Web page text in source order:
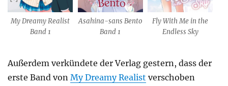
My Dreamy Realist
Band 1
Asahina-sans Bento
Band 1
Fly With Me in the
Endless Sky
Außerdem verkündete der Verlag gestern, dass der
erste Band von My Dreamy Realist verschoben